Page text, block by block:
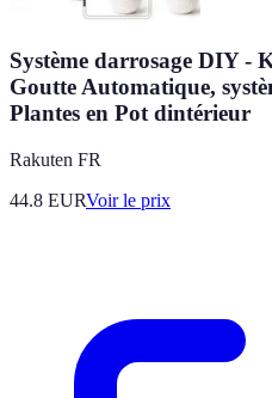
Système darrosage DIY -
Goutte Automatique,
Plantes en Pot dintérieur
Rakuten FR
44.8 EURVoir le prix